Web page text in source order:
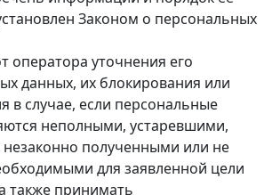
Законом о персональных
оператора уточнения его
данных, их блокирования или
в случае, если персональные
неполными, устаревшими,
полученными или не
для заявленной цели
также принимать